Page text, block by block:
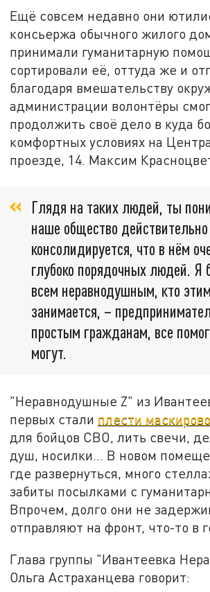
Ещё совсем недавно они
консьержа обычного жилого
принимали гуманитарную
сортировали её, оттуда же и
благодаря вмешательству
администрации волонтёры
продолжить своё дело в куда
комфортных условиях на
проезде, 14. Максим
Глядя на таких людей, ты
наше общество действительно
консолидируется, что в нём
глубоко порядочных людей. Я
всем неравнодушным, кто этим
занимается, –
простым гражданам, все
могут.
"Неравнодушные Z" из
первых стали плести
для бойцов СВО, лить свечи,
душ, носилки… В новом
где развернуться, много
забиты посылками с
Впрочем, долго они не
отправляют на фронт, что-то в
Глава группы "Ивантеевка
Ольга Астраханцева говорит: